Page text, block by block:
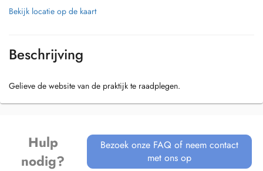
Bekijk locatie op de kaart
Beschrijving
Gelieve de website van de praktijk te raadplegen.
Hulp
nodig?
Bezoek onze FAQ of neem contact
met ons op